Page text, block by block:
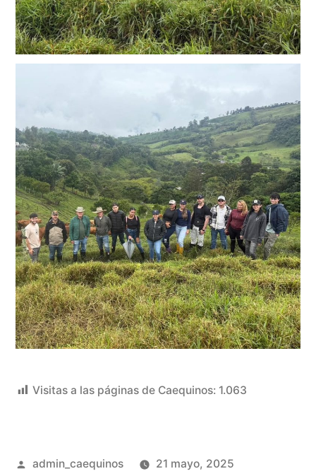
Visitas a las páginas de Caequinos: 1.063
admin_caequinos
21 mayo, 2025